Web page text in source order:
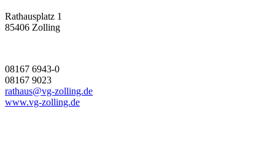
Rathausplatz 1
85406 Zolling
08167 6943-0
08167 9023
rathaus@vg-zolling.de
www.vg-zolling.de